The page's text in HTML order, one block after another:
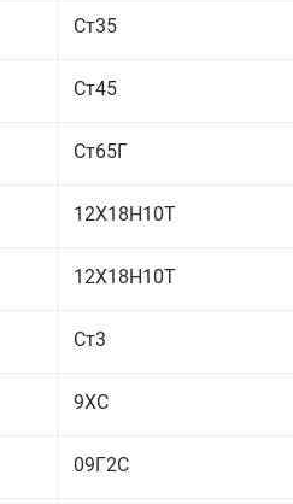
Ст35
Ст45
Ст65Г
12Х18Н10Т
12Х18Н10Т
Ст3
9ХС
09Г2С